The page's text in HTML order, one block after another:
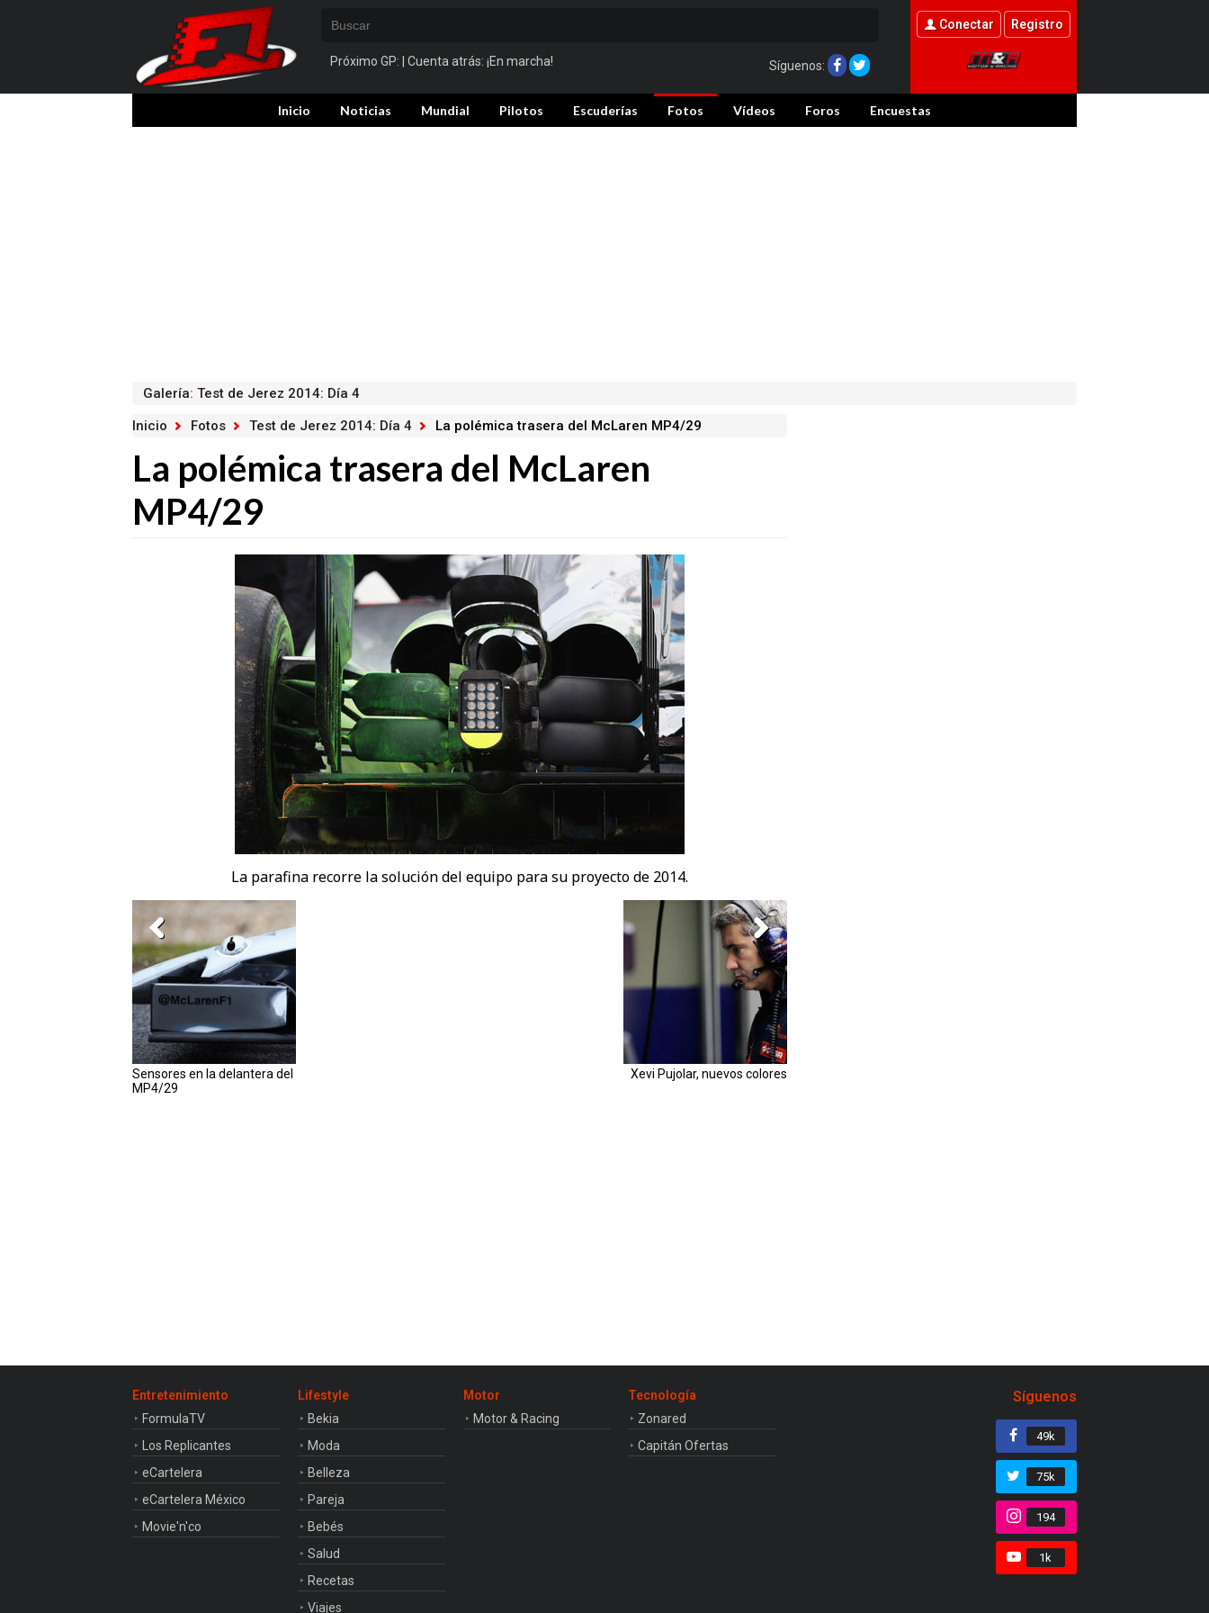
Próximo GP: | Cuenta atrás: ¡En marcha! Síguenos:
Conectar Registro
Inicio Noticias Mundial Pilotos Escuderías Fotos Vídeos Foros Encuestas
Galería: Test de Jerez 2014: Día 4
Inicio
Fotos Test de Jerez 2014: Día 4 La polémica trasera del McLaren MP4/29
La polémica trasera del McLaren
MP4/29
La parafina recorre la solución del equipo para su proyecto de 2014.
Sensores en la delantera del
MP4/29
Xevi Pujolar, nuevos colores
Entretenimiento
FormulaTV
Los Replicantes
eCartelera
eCartelera México
Movie'n'co
Lifestyle
Bekia
Moda
Belleza
Pareja
Bebés
Salud
Recetas
Viajes
Motor
Motor & Racing
Tecnología
Zonared
Capitán Ofertas
Síguenos
49k
75k
194
1k